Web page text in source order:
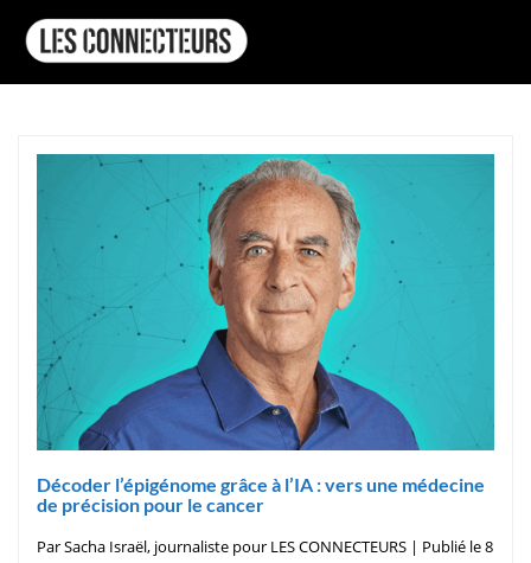
Décoder l’épigénome grâce à l’IA : vers une médecine
de précision pour le cancer
Par Sacha Israël, journaliste pour LES CONNECTEURS | Publié le 8